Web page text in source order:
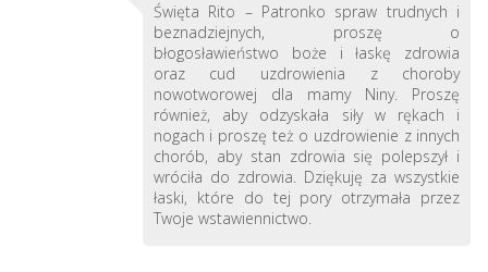
Święta Rito – Patronko spraw trudnych i
beznadziejnych, proszę o
błogosławieństwo boże i łaskę zdrowia
oraz cud uzdrowienia z choroby
nowotworowej dla mamy Niny. Proszę
również, aby odzyskała siły w rękach i
nogach i proszę też o uzdrowienie z innych
chorób, aby stan zdrowia się polepszył i
wróciła do zdrowia. Dziękuję za wszystkie
łaski, które do tej pory otrzymała przez
Twoje wstawiennictwo.